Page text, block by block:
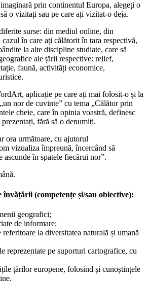
prin continentul Europa, alegeți o
o vizitați sau pe care ați vizitat-o deja.
surse: din mediul online, din
în care ați călătorit în țara respectivă,
la alte discipline studiate, care să
ale țării respective: relief,
faună, activități economice,
aplicație pe care ați mai folosit-o și la
nor de cuvinte” cu tema „Călător prin
cheie, care în opinia voastră, definesc
prezentați, fără să o denumiți.
ora următoare, cu ajutorul
vizualiza împreună, încercând să
ascunde în spatele fiecărui nor”.
învățării (competențe și/sau obiective):
geografici;
de informare;
referitoare la diversitatea naturală și umană
reprezentate pe suporturi cartografice, cu
țărilor europene, folosind și cunoștințele